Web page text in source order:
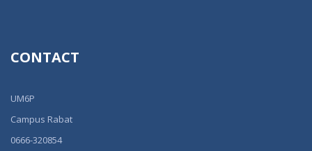
CONTACT
UM6P
Campus Rabat
0666-320854